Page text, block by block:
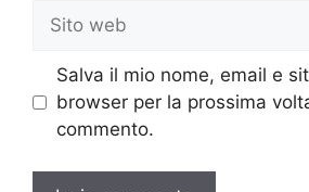
Sito
web
Salva il mio nome, email e
browser per la prossima
commento.